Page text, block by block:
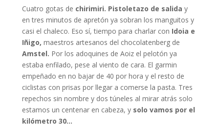
Cuatro gotas de chirimiri. Pistoletazo de salida y
en tres minutos de apretón ya sobran los manguitos y
casi el chaleco. Eso sí, tiempo para charlar con Idoia e
Iñigo, maestros artesanos del chocolatenberg de
Amstel. Por los adoquines de Aoiz el pelotón ya
estaba enfilado, pese al viento de cara. El garmin
empeñado en no bajar de 40 por hora y el resto de
ciclistas con prisas por llegar a comerse la pasta. Tres
repechos sin nombre y dos túneles al mirar atrás solo
estamos un centenar en cabeza, y solo vamos por el
kilómetro 30…